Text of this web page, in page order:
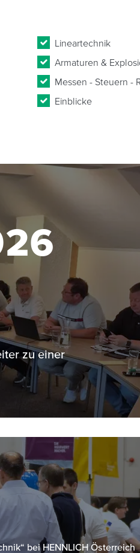
Lineartechnik
Armaturen &
Messen - Steuern -
Einblicke
zu einer
bei HENNLICH Österreich